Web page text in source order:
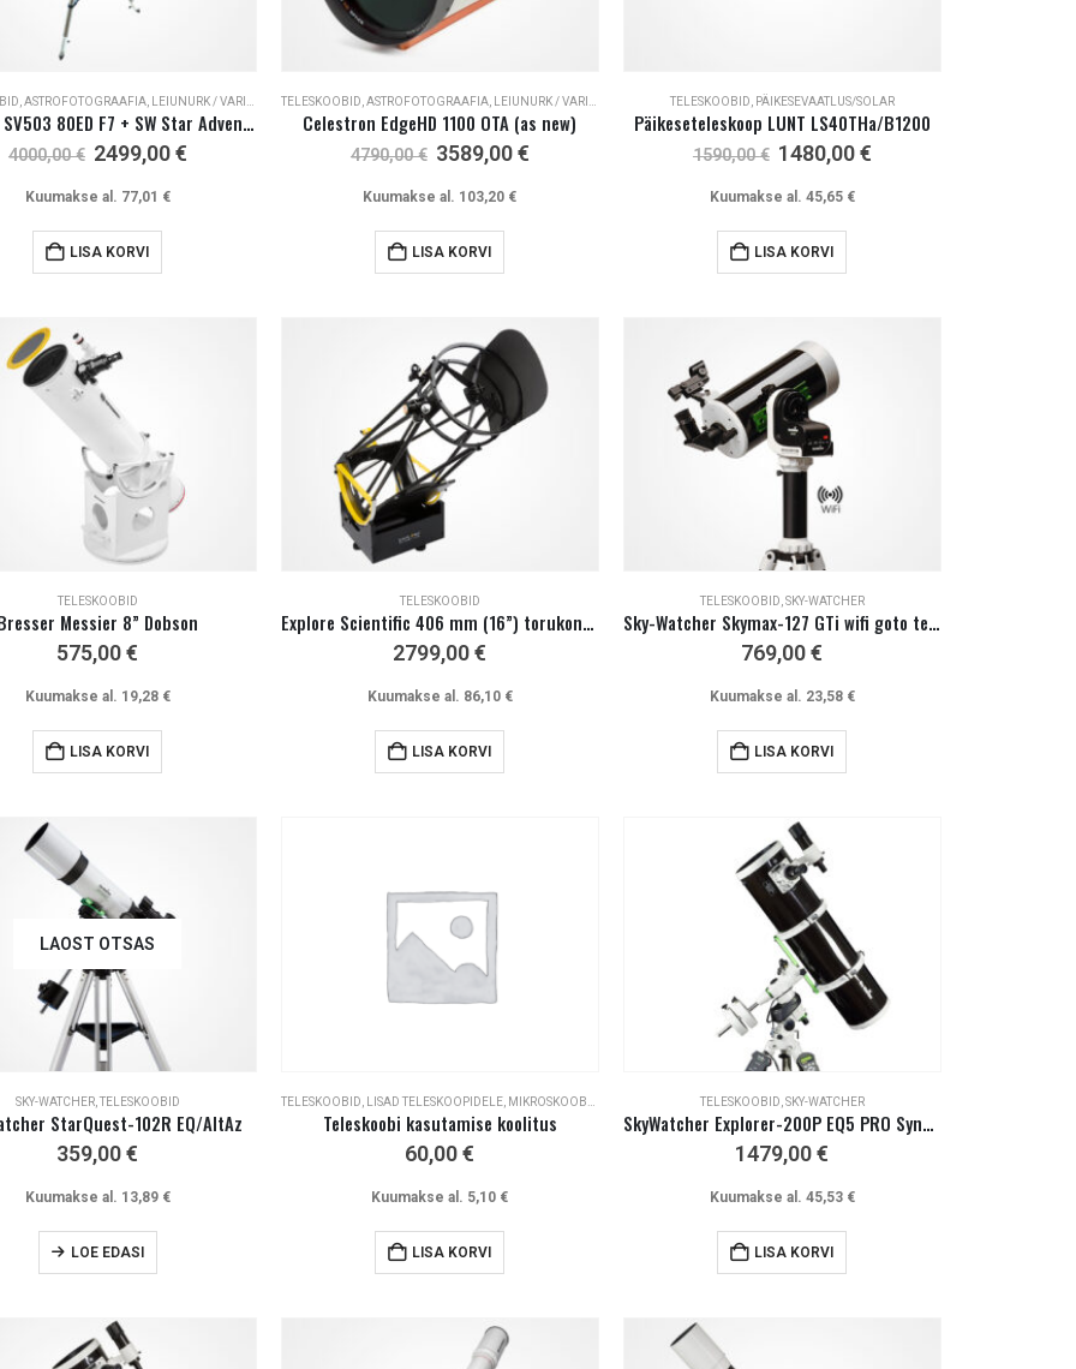
ASTROFOTOGRAAFIA LEIUNURK / VARIOUS / SALE
SV Bony SV503 80ED F7 + SW Star Adventurer GTi
4000,00€ Algne
oli:
2499,00€
Kuumakse al. 77,01 €
LISA KORVI
TELESKOOBID ASTROFOTOGRAAFIA, LEIUNURK / VARIOUS / SALE
Celestron EdgeHD 1100 OTA (as new)
4790,00€ Algne
oli:
3589,00€
Kuumakse al. 103,20 €
LISA KORVI
TELESKOOBID PÄIKESEVAATLUS/SOLAR
Päikeseteleskoop LUNT LS40THa/B1200
1590,00€ Algne
oli:
1480,00€
Kuumakse al. 45,65 €
LISA KORVI
TELESKOOBID
Messier 8” Dobson
575,00€
Kuumakse al. 19,28 €
LISA KORVI
TELESKOOBID
Explore Scientific 406 mm (16”) torukonstruktsiooniga Dobson
2799,00€
Kuumakse al. 86,10 €
LISA KORVI
TELESKOOBID,SKY-WATCHER
Sky-Watcher Skymax-127 GTi wifi goto teleskoop
769,00€
Kuumakse al. 23,58 €
LISA KORVI
LAOST OTSAS
SKY-WATCHER, TELESKOOBID
StarQuest-102R EQ/AltAz
359,00€
Kuumakse al. 13,89 €
LOE EDASI
TELESKOOBID LISAD TELESKOOPIDELE, MIKROSKOOBID JA LISAD
Teleskoobi kasutamise koolitus
60,00€
Kuumakse al. 5,10 €
LISA KORVI
TELESKOOBID SKY-WATCHER
SkyWatcher Explorer-200P EQ5 PRO SynScan
1479,00€
Kuumakse al. 45,53 €
LISA KORVI